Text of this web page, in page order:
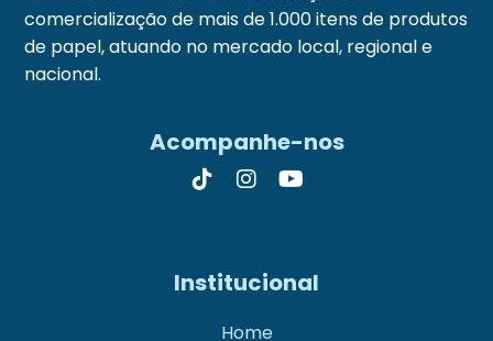
comercialização de mais de 1.000 itens de produtos
de papel, atuando no mercado local, regional e
nacional.
Acompanhe-nos
Institucional
Home